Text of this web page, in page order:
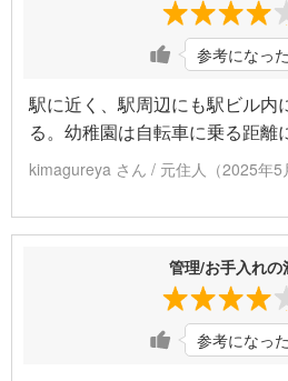
参考になった
駅に近く、駅周辺にも駅ビル内
る。幼稚園は自転車に乗る距離
kimagureya さん / 元住人（2025年5
管理/お手入れの
参考になった